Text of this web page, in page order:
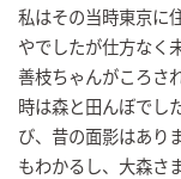
私はその当時東京に
やでしたが仕方なく
善枝ちゃんがころさ
時は森と田んぼでし
び、昔の面影はあり
もわかるし、大森さ